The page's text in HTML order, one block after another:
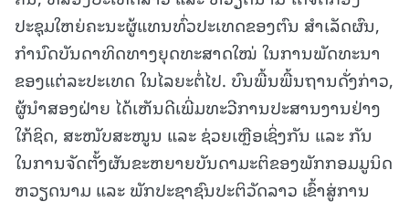
ປະຊຸມໃຫຍ່ຄະນະຜູ້ແທນທົ່ວປະເທດຂອງຕົນ ສໍາເລັດຜົນ,
ກໍານົດບັນດາທິດທາງຍຸດທະສາດໃໝ່ ໃນການພັດທະນາ
ຂອງແຕ່ລະປະເທດ ໃນໄລຍະຕໍ່ໄປ. ບົນພື້ນພື້ນຖານດັ່ງກ່າວ,
ຜູ້ນໍາສອງຝ່າຍ ໄດ້ເຫັນດີເພີ່ມທະວີການປະສານງານຢ່າງ
ໃກ້ຊິດ, ສະໜັບສະໜູນ ແລະ ຊ່ວຍເຫຼືອເຊິ່ງກັນ ແລະ ກັນ
ໃນການຈັດຕັ້ງຜັນຂະຫຍາຍບັນດາມະຕິຂອງພັກກອມມູນິດ
ຫວຽດນາມ ແລະ ພັກປະຊາຊົນປະຕິວັດລາວ ເຂົ້າສູ່ການ